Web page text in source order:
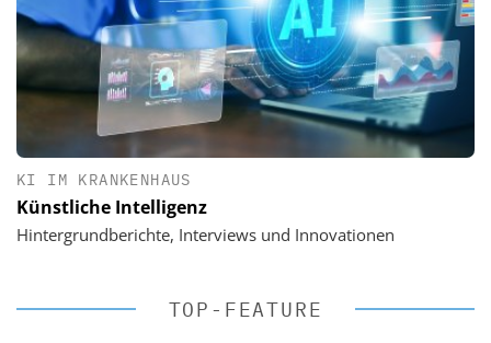
KI IM KRANKENHAUS
Künstliche Intelligenz
Hintergrundberichte, Interviews und Innovationen
TOP-FEATURE